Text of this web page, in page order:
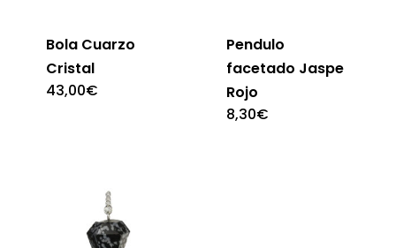
Bola Cuarzo
Cristal
43,00€
Pendulo
facetado Jaspe
Rojo
8,30€